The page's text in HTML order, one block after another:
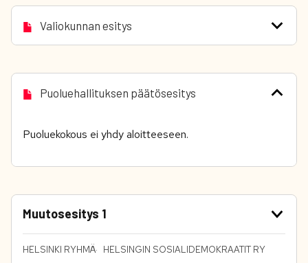
Valiokunnan esitys
Puoluehallituksen päätösesitys
Puoluekokous ei yhdy aloitteeseen.
Muutosesitys 1
HELSINKI RYHMÄ HELSINGIN SOSIALIDEMOKRAATIT RY